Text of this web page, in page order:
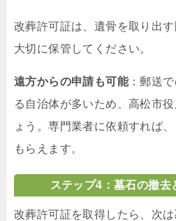
改葬許可証は、遺骨を取り出す
大切に保管してください。
遠方からの申請も可能：郵送
る自治体が多いため、高松市
ょう。専門業者に依頼すれば
もらえます。
ステップ4：墓石の撤去
改葬許可証を取得したら、次は